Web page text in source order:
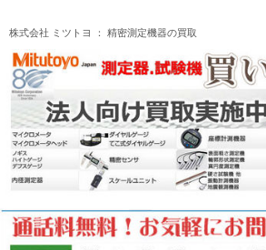
株式会社 ミツトヨ ： 精密測定機器の買取